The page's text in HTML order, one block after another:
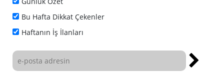
Bu Hafta Dikkat Çekenler
Haftanın İş İlanları